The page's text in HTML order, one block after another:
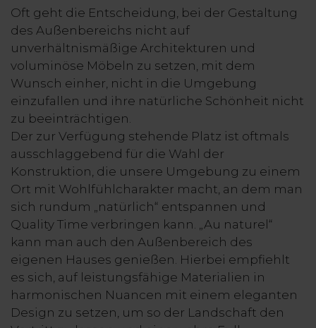
Oft geht die Entscheidung, bei der Gestaltung
des Außenbereichs nicht auf
unverhältnismäßige Architekturen und
voluminöse Möbeln zu setzen, mit dem
Wunsch einher, nicht in die Umgebung
einzufallen und ihre natürliche Schönheit nicht
zu beeinträchtigen.
Der zur Verfügung stehende Platz ist oftmals
ausschlaggebend für die Wahl der
Konstruktion, die unsere Umgebung zu einem
Ort mit Wohlfühlcharakter macht, an dem man
sich rundum „natürlich“ entspannen und
Quality Time verbringen kann. „Au naturel“
kann man auch den Außenbereich des
eigenen Hauses genießen. Hierbei empfiehlt
es sich, auf leistungsfähige Materialien in
harmonischen Nuancen mit einem eleganten
Design zu setzen, um so der Landschaft den